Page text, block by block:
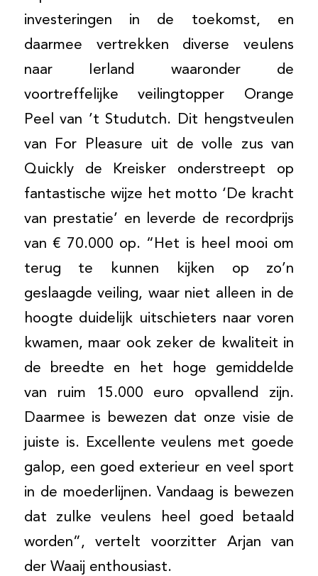
investeringen in de toekomst, en
daarmee vertrekken diverse veulens
naar Ierland waaronder de
voortreffelijke veilingtopper Orange
Peel van ’t Studutch. Dit hengstveulen
van For Pleasure uit de volle zus van
Quickly de Kreisker onderstreept op
fantastische wijze het motto ‘De kracht
van prestatie’ en leverde de recordprijs
van € 70.000 op. “Het is heel mooi om
terug te kunnen kijken op zo’n
geslaagde veiling, waar niet alleen in de
hoogte duidelijk uitschieters naar voren
kwamen, maar ook zeker de kwaliteit in
de breedte en het hoge gemiddelde
van ruim 15.000 euro opvallend zijn.
Daarmee is bewezen dat onze visie de
juiste is. Excellente veulens met goede
galop, een goed exterieur en veel sport
in de moederlijnen. Vandaag is bewezen
dat zulke veulens heel goed betaald
worden”, vertelt voorzitter Arjan van
der Waaij enthousiast.